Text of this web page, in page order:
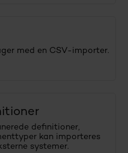
med en CSV-importer.
definitioner,
kan importeres
systemer.